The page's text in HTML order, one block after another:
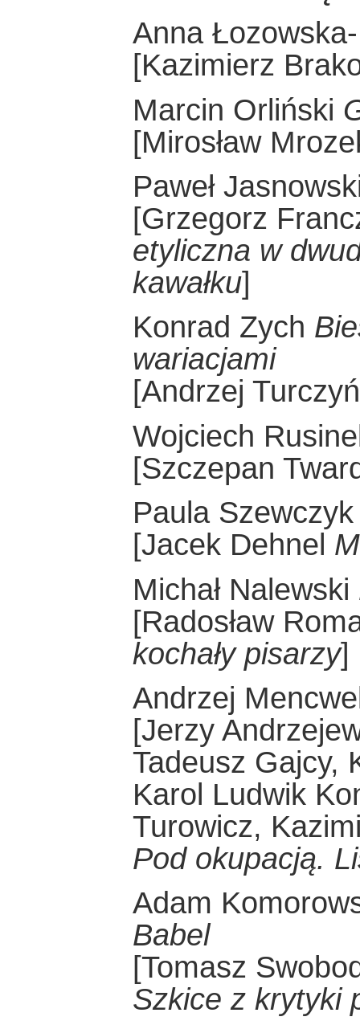
Anna
[Kazimierz
Marcin Orliński
[Mirosław
Paweł
[Grzegorz
etyliczna w
kawałku]
Konrad Zych
wariacjami
[Andrzej
Wojciech
[Szczepan
Paula
[Jacek Dehnel
Michał Nalewski
[Radosław
kochały pisarzy]
Andrzej
[Jerzy
Tadeusz Gajcy,
Karol Ludwik
Turowicz,
Pod okupacją.
Adam
Babel
[Tomasz
Szkice z krytyki